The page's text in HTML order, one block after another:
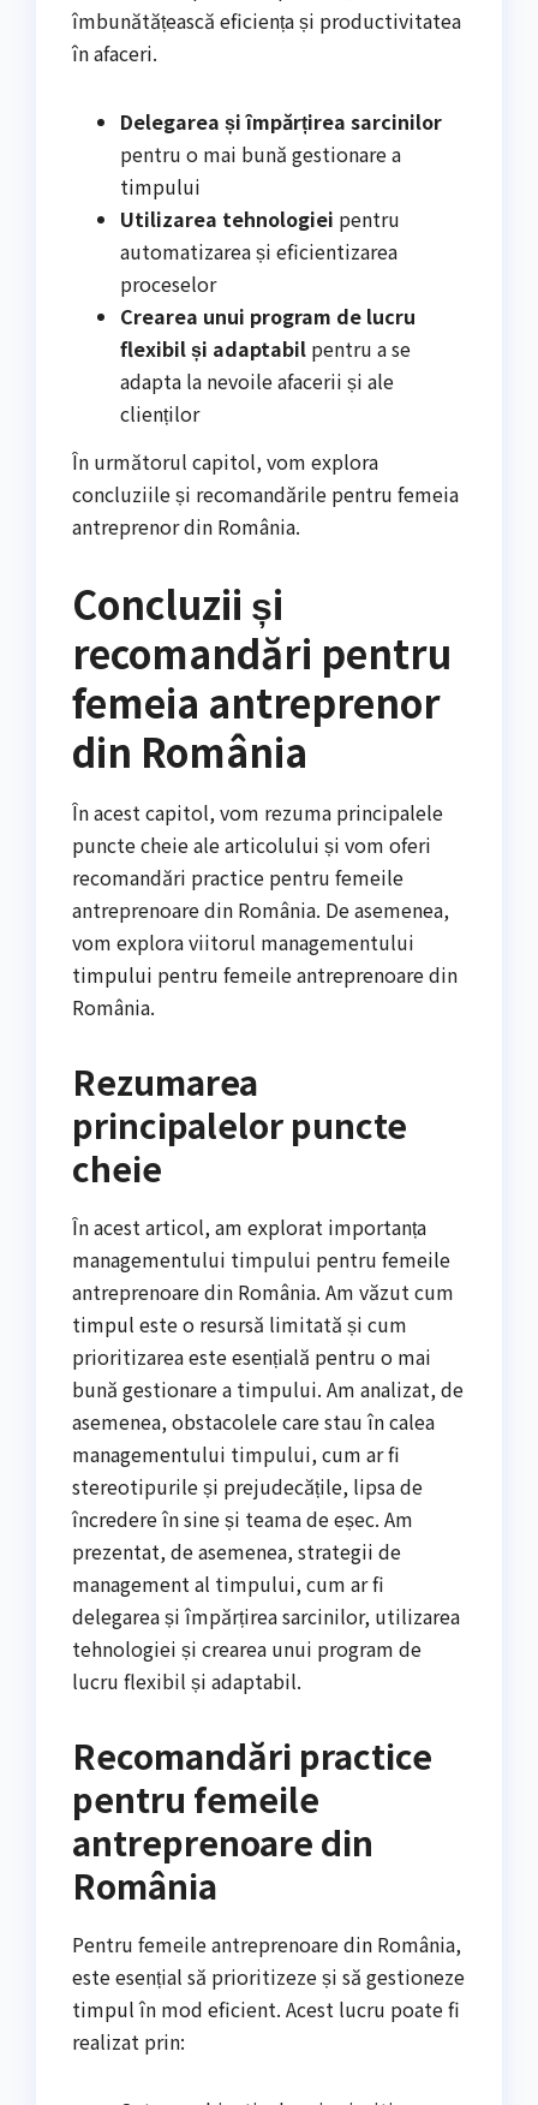
îmbunătățească eficiența și productivitatea
în afaceri.
Delegarea și împărțirea sarcinilor
pentru o mai bună gestionare a
timpului
Utilizarea tehnologiei pentru
automatizarea și eficientizarea
proceselor
Crearea unui program de lucru
flexibil și adaptabil pentru a se
adapta la nevoile afacerii și ale
clienților
În următorul capitol, vom explora
concluziile și recomandările pentru femeia
antreprenor din România.
Concluzii și
recomandări pentru
femeia antreprenor
din România
În acest capitol, vom rezuma principalele
puncte cheie ale articolului și vom oferi
recomandări practice pentru femeile
antreprenoare din România. De asemenea,
vom explora viitorul managementului
timpului pentru femeile antreprenoare din
România.
Rezumarea
principalelor puncte
cheie
În acest articol, am explorat importanța
managementului timpului pentru femeile
antreprenoare din România. Am văzut cum
timpul este o resursă limitată și cum
prioritizarea este esențială pentru o mai
bună gestionare a timpului. Am analizat, de
asemenea, obstacolele care stau în calea
managementului timpului, cum ar fi
stereotipurile și prejudecățile, lipsa de
încredere în sine și teama de eșec. Am
prezentat, de asemenea, strategii de
management al timpului, cum ar fi
delegarea și împărțirea sarcinilor, utilizarea
tehnologiei și crearea unui program de
lucru flexibil și adaptabil.
Recomandări practice
pentru femeile
antreprenoare din
România
Pentru femeile antreprenoare din România,
este esențial să prioritizeze și să gestioneze
timpul în mod eficient. Acest lucru poate fi
realizat prin: